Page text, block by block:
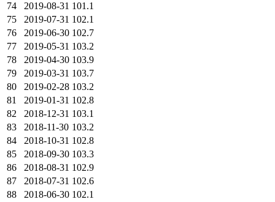
74
2019-08-31 101.1
75
2019-07-31 102.1
76
2019-06-30 102.7
77
2019-05-31 103.2
78
2019-04-30 103.9
79
2019-03-31 103.7
80
2019-02-28 103.2
81
2019-01-31 102.8
82
2018-12-31 103.1
83
2018-11-30 103.2
84
2018-10-31 102.8
85
2018-09-30 103.3
86
2018-08-31 102.9
87
2018-07-31 102.6
88
2018-06-30 102.1